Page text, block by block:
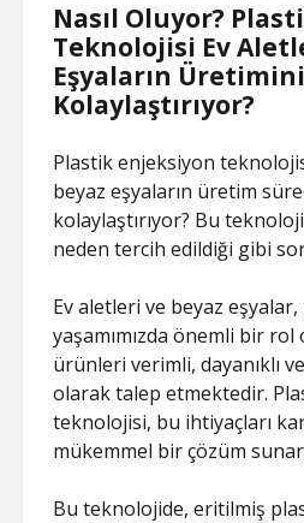
Nasıl Oluyor?
Teknolojisi Ev
Eşyaların
Kolaylaştırıyor?
Plastik enjeksiyon
beyaz eşyaların üretim
kolaylaştırıyor? Bu
neden tercih edildiği gibi
Ev aletleri ve beyaz
yaşamımızda önemli bir
ürünleri verimli, dayanıklı
olarak talep etmektedir.
teknolojisi, bu ihtiyaçları
mükemmel bir çözüm
Bu teknolojide, eritilmiş